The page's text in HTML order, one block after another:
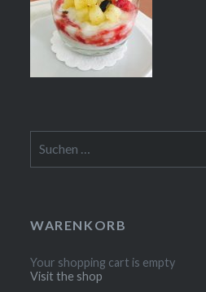
nach:
WARENKORB
Your shopping cart is empty
Visit the shop